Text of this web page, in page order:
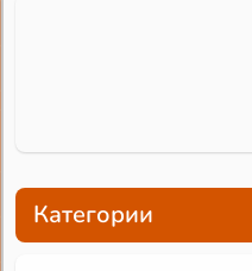
Категории